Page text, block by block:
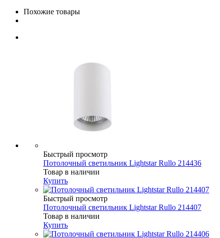
Похожие товары
Быстрый просмотр
Потолочный светильник Lightstar Rullo 214436
Товар в наличии
Купить
Быстрый просмотр
Потолочный светильник Lightstar Rullo 214407
Товар в наличии
Купить